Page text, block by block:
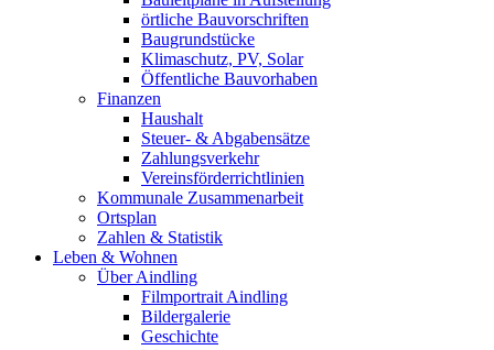
örtliche Bauvorschriften
Baugrundstücke
Klimaschutz, PV, Solar
Öffentliche Bauvorhaben
Finanzen
Haushalt
Steuer- & Abgabensätze
Zahlungsverkehr
Vereinsförderrichtlinien
Kommunale Zusammenarbeit
Ortsplan
Zahlen & Statistik
Leben & Wohnen
Über Aindling
Filmportrait Aindling
Bildergalerie
Geschichte